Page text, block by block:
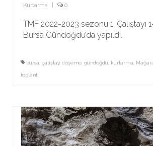
Kurtarma
0
TMF 2022-2023 sezonu 1. Çalıştayı
Bursa Gündoğdu’da yapıldı.
bursa çalıştay, döşeme gündoğdu kurtarma
toplantı